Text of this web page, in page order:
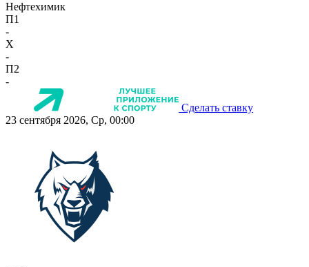
Нефтехимик
П1
-
X
-
П2
-
Сделать ставку
23 сентября 2026, Ср, 00:00